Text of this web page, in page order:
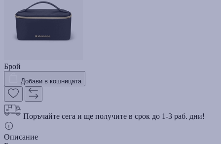
Брой
Добави в кошницата
Поръчайте сега и ще получите в срок до 1-3 раб. дни!
Описание